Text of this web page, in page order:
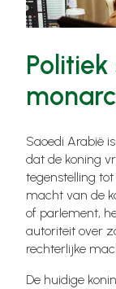
Saoedi Arabië
dat de koning
tegenstelling
macht van de
of parlement,
autoriteit over
rechterlijke
De huidige